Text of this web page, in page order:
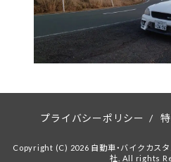
プライバシーポリシー /
Copyright (C) 2026 自動車・バイクカス
社. All rights